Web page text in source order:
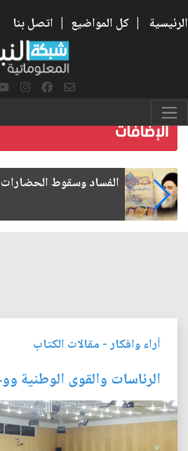
الرئيسية | كل المواضيع | اتصل بنا
رواتب الموظفين على
آراء وافكار- مقالات الكتاب
الرئاسات والقوى الوطنية